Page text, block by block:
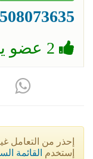
إحذر من التعامل
إستخدم القائمة